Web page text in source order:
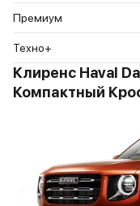
Премиум
Техно+
Клиренс Haval
Компактный